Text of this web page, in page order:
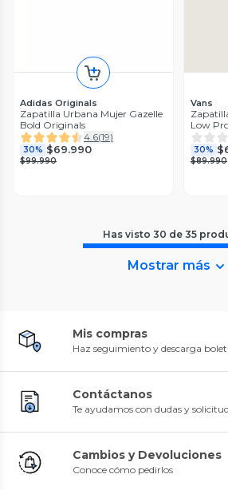
Adidas Originals
Zapatilla Urbana Mujer Gazelle
Bold Originals
4.6(19)
30% $69.990
$99.990
Vans
Low
30%
$89.990
Has visto 30 de 35
Mostrar más
Mis compras
Haz seguimiento y descarga
Contáctanos
Te ayudamos con dudas y
Cambios y Devoluciones
Conoce cómo pedirlos